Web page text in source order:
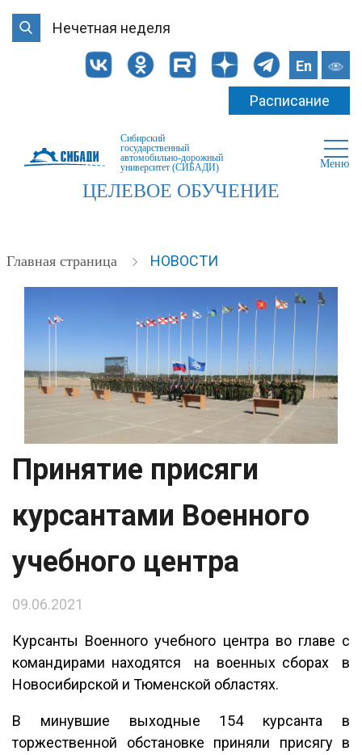
Нечетная неделя
En
Расписание
Сибирский
государственный
автомобильно-дорожный
университет (СИБАДИ)
Меню
ЦЕЛЕВОЕ ОБУЧЕНИЕ
Главная страница НОВОСТИ
Принятие присяги
курсантами Военного
учебного центра
09.06.2021
Курсанты Военного учебного центра во главе с
командирами находятся на военных сборах в
Новосибирской и Тюменской областях.
В минувшие выходные 154 курсанта в
торжественной обстановке приняли присягу в